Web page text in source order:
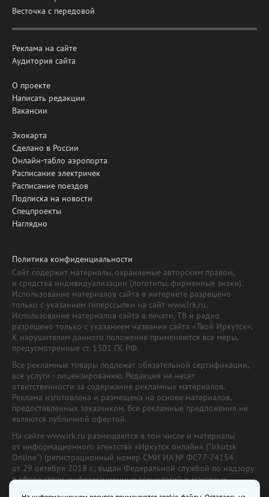
Весточка с передовой
Реклама на сайте
Аудитория сайта
О проекте
Написать редакции
Вакансии
Экокарта
Сделано в России
Онлайн-табло аэропорта
Расписание электричек
Расписание поездов
Подписка на новости
Спецпроекты
Наглядно
Политика конфиденциальности
Сайт содержит материалы, охраняемые авторским правом,
и средства индивидуализации (логотипы, фирменные знаки).
Использование материалов сайта в интернете разрешено
только с указанием гиперссылки на сайт www.irk.ru.
Использование материалов сайта в печати, ТВ и радио
разрешено только с указанием названия сайта «Твой Иркутск».
К нарушителям данного положения применяются все меры,
предусмотренные ст. 1301 ГК РФ.
Все рекламные товары подлежат обязательной сертификации,
все услуги - лицензированию. Редакция не несет
ответственности за содержание рекламных материалов.
Реклама изготовлена и размещена на основе материалов,
предоставленных заказчиком. Все рекламные предложения не
являются публичной офертой.
На сайте www.irk.ru размещаются в том числе и материалы
от информационного агентства «Иркутск онлайн» ("Irkutsk
Online") (регистрационный номер СМИ ИА № ФС77-74154
от 29 октября 2018 г., выдан Федеральной службой по надзору
в сфере связи, информационных технологий и массовых